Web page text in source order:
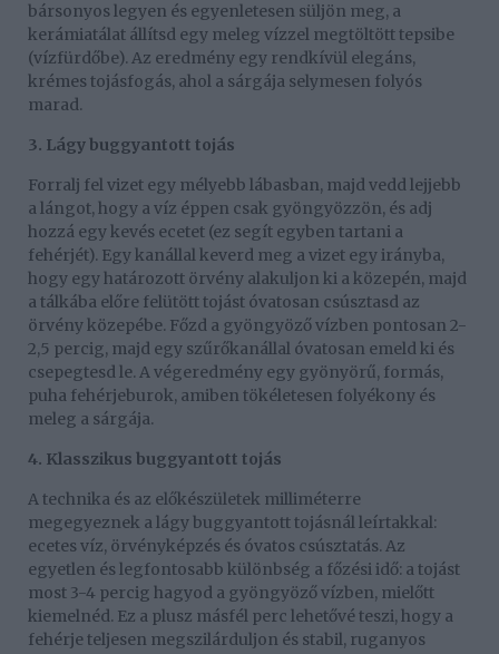
bársonyos legyen és egyenletesen süljön meg, a
kerámiatálat állítsd egy meleg vízzel megtöltött tepsibe
(vízfürdőbe). Az eredmény egy rendkívül elegáns,
krémes tojásfogás, ahol a sárgája selymesen folyós
marad.
3. Lágy buggyantott tojás
Forralj fel vizet egy mélyebb lábasban, majd vedd lejjebb
a lángot, hogy a víz éppen csak gyöngyözzön, és adj
hozzá egy kevés ecetet (ez segít egyben tartani a
fehérjét). Egy kanállal keverd meg a vizet egy irányba,
hogy egy határozott örvény alakuljon ki a közepén, majd
a tálkába előre felütött tojást óvatosan csúsztasd az
örvény közepébe. Főzd a gyöngyöző vízben pontosan 2-
2,5 percig, majd egy szűrőkanállal óvatosan emeld ki és
csepegtesd le. A végeredmény egy gyönyörű, formás,
puha fehérjeburok, amiben tökéletesen folyékony és
meleg a sárgája.
4. Klasszikus buggyantott tojás
A technika és az előkészületek milliméterre
megegyeznek a lágy buggyantott tojásnál leírtakkal:
ecetes víz, örvényképzés és óvatos csúsztatás. Az
egyetlen és legfontosabb különbség a főzési idő: a tojást
most 3-4 percig hagyod a gyöngyöző vízben, mielőtt
kiemelnéd. Ez a plusz másfél perc lehetővé teszi, hogy a
fehérje teljesen megszilárduljon és stabil, ruganyos